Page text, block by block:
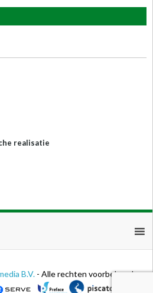
realisatie
B.V. - Alle rechten voorbehouden.